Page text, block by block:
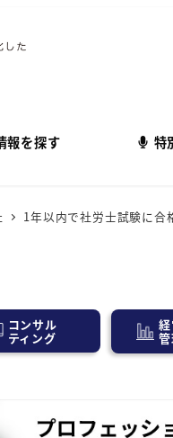
報を探す 特
1年以内で社労士試験に合
コンサル
ティング